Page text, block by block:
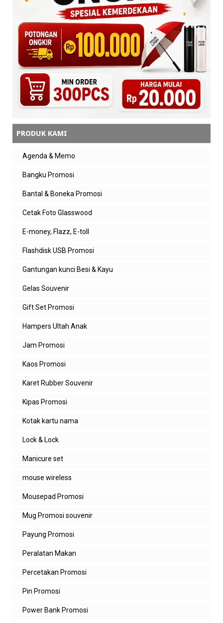
PRODUK KAMI
Agenda & Memo
Bangku Promosi
Bantal & Boneka Promosi
Cetak Foto Glasswood
E-money, Flazz, E-toll
Flashdisk USB Promosi
Gantungan kunci Besi & Kayu
Gelas Souvenir
Gift Set Promosi
Hampers Ultah Anak
Jam Promosi
Kaos Promosi
Karet Rubber Souvenir
Kipas Promosi
Kotak kartu nama
Lock & Lock
Manicure set
mouse wireless
Mousepad Promosi
Mug Promosi souvenir
Payung Promosi
Peralatan Makan
Percetakan Promosi
Pin Promosi
Power Bank Promosi